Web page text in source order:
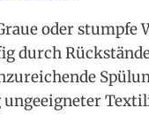
oder stumpfe
durch